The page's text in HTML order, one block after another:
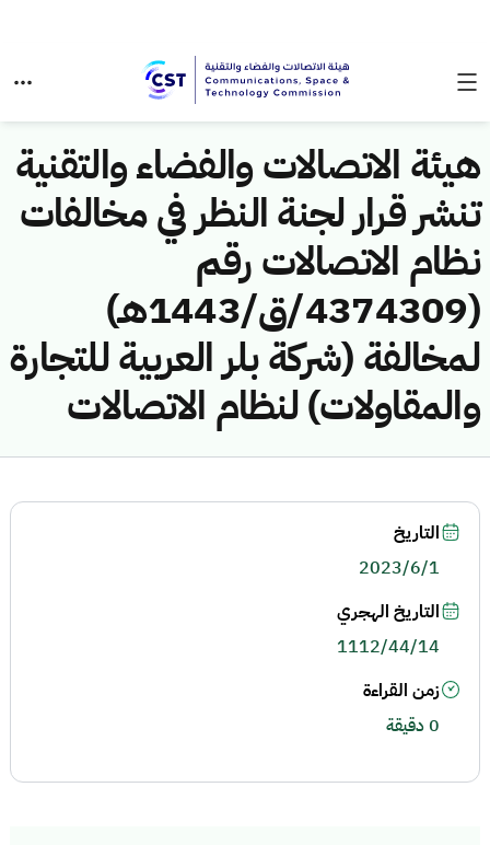
هيئة الاتصالات والفضاء والتقنية
تنشر قرار لجنة النظر في مخالفات
نظام الاتصالات رقم
(4374309/ق/1443هـ)
لمخالفة (شركة بلر العربية للتجارة
والمقاولات) لنظام الاتصالات
التاريخ
2023/6/1
التاريخ الهجري
1112/44/14
زمن القراءة
0 دقيقة